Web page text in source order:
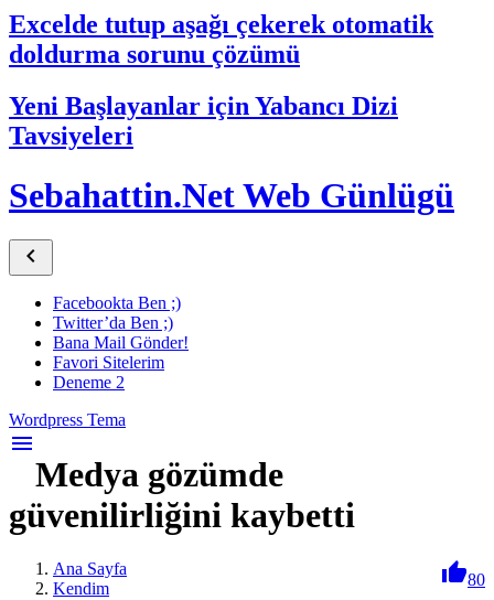
Excelde tutup aşağı çekerek otomatik
doldurma sorunu çözümü
Yeni Başlayanlar için Yabancı Dizi
Tavsiyeleri
Sebahattin.Net Web Günlügü

Facebookta Ben ;)
Twitter’da Ben ;)
Bana Mail Gönder!
Favori Sitelerim
Deneme 2
Wordpress Tema
menu
Medya gözümde
güvenilirliğini kaybetti
80
Ana Sayfa
Kendim